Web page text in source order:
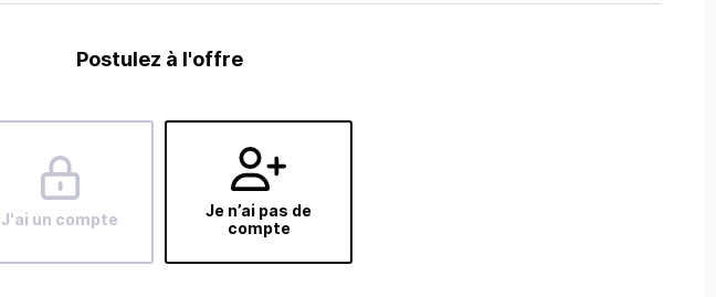
Postulez à l'offre
J'ai un compte
Je n’ai pas de
compte